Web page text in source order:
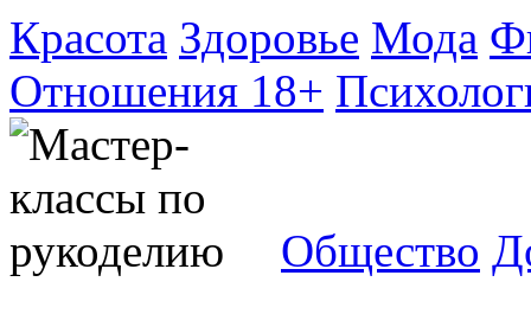
Красота Здоровье Мода
Отношения 18+
Общество